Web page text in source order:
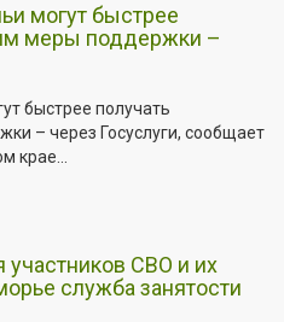
могут быстрее
меры поддержки –
быстрее получать
– через Госуслуги, сообщает
крае...
СВО и их
служба занятости